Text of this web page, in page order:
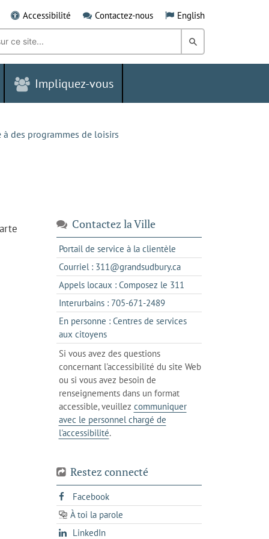
Accessibilité Contactez-nous English
Rechercher
dans
Grand
Impliquez-vous
à des programmes de loisirs
Contactez la Ville
Portail de service à la clientèles'ouvre
dans
un
nouvel
Courriel : 311@grandsudbury.cas'ouvre
dans
votre
de
Appels locaux : Composez le 311
dans
un
client
téléphone
Interurbains : 705-671-2489s'ouvre
dans
client
votre
En personne : Centres de services
aux citoyenss'ouvre
dans
l'onglet
actuel
Si vous avez des questions
concernant l'accessibilité du site Web
ou si vous avez besoin de
renseignements dans un format
accessible, veuillez communiquer
avec le personnel chargé de
l'accessibilité.
Restez connecté
Facebooks'ouvre
dans
un
À toi la parole
opens
in
LinkedInopens